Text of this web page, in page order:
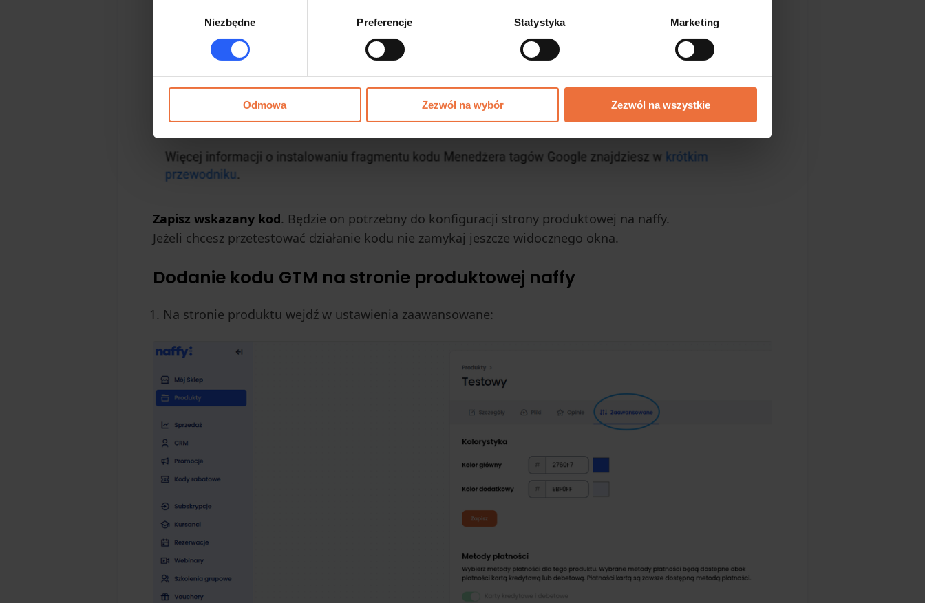
Niezbędne Preferencje Statystyka Marketing
Odmowa Zezwól na wybór Zezwól na wszystkie
Zapisz wskazany kod. Będzie on potrzebny do konfiguracji strony produktowej na naffy.
Jeżeli chcesz przetestować działanie kodu nie zamykaj jeszcze widocznego okna.
Dodanie kodu GTM na stronie produktowej naffy
Na stronie produktu wejdź w ustawienia zaawansowane: